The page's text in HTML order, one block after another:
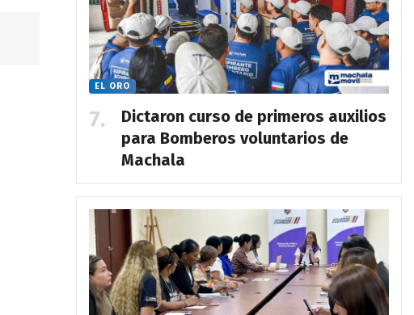
EL ORO
Dictaron curso de primeros auxilios
para Bomberos voluntarios de
Machala